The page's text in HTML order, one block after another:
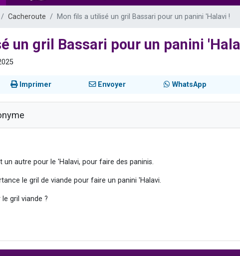
Cacheroute Mon fils a utilisé un gril Bassari pour un panini 'Halavi !
un gril Bassari pour un panini
Imprimer Envoyer WhatsApp
un autre pour le 'Halavi, pour faire des paninis.
le gril de viande pour faire un panini 'Halavi.
gril viande ?